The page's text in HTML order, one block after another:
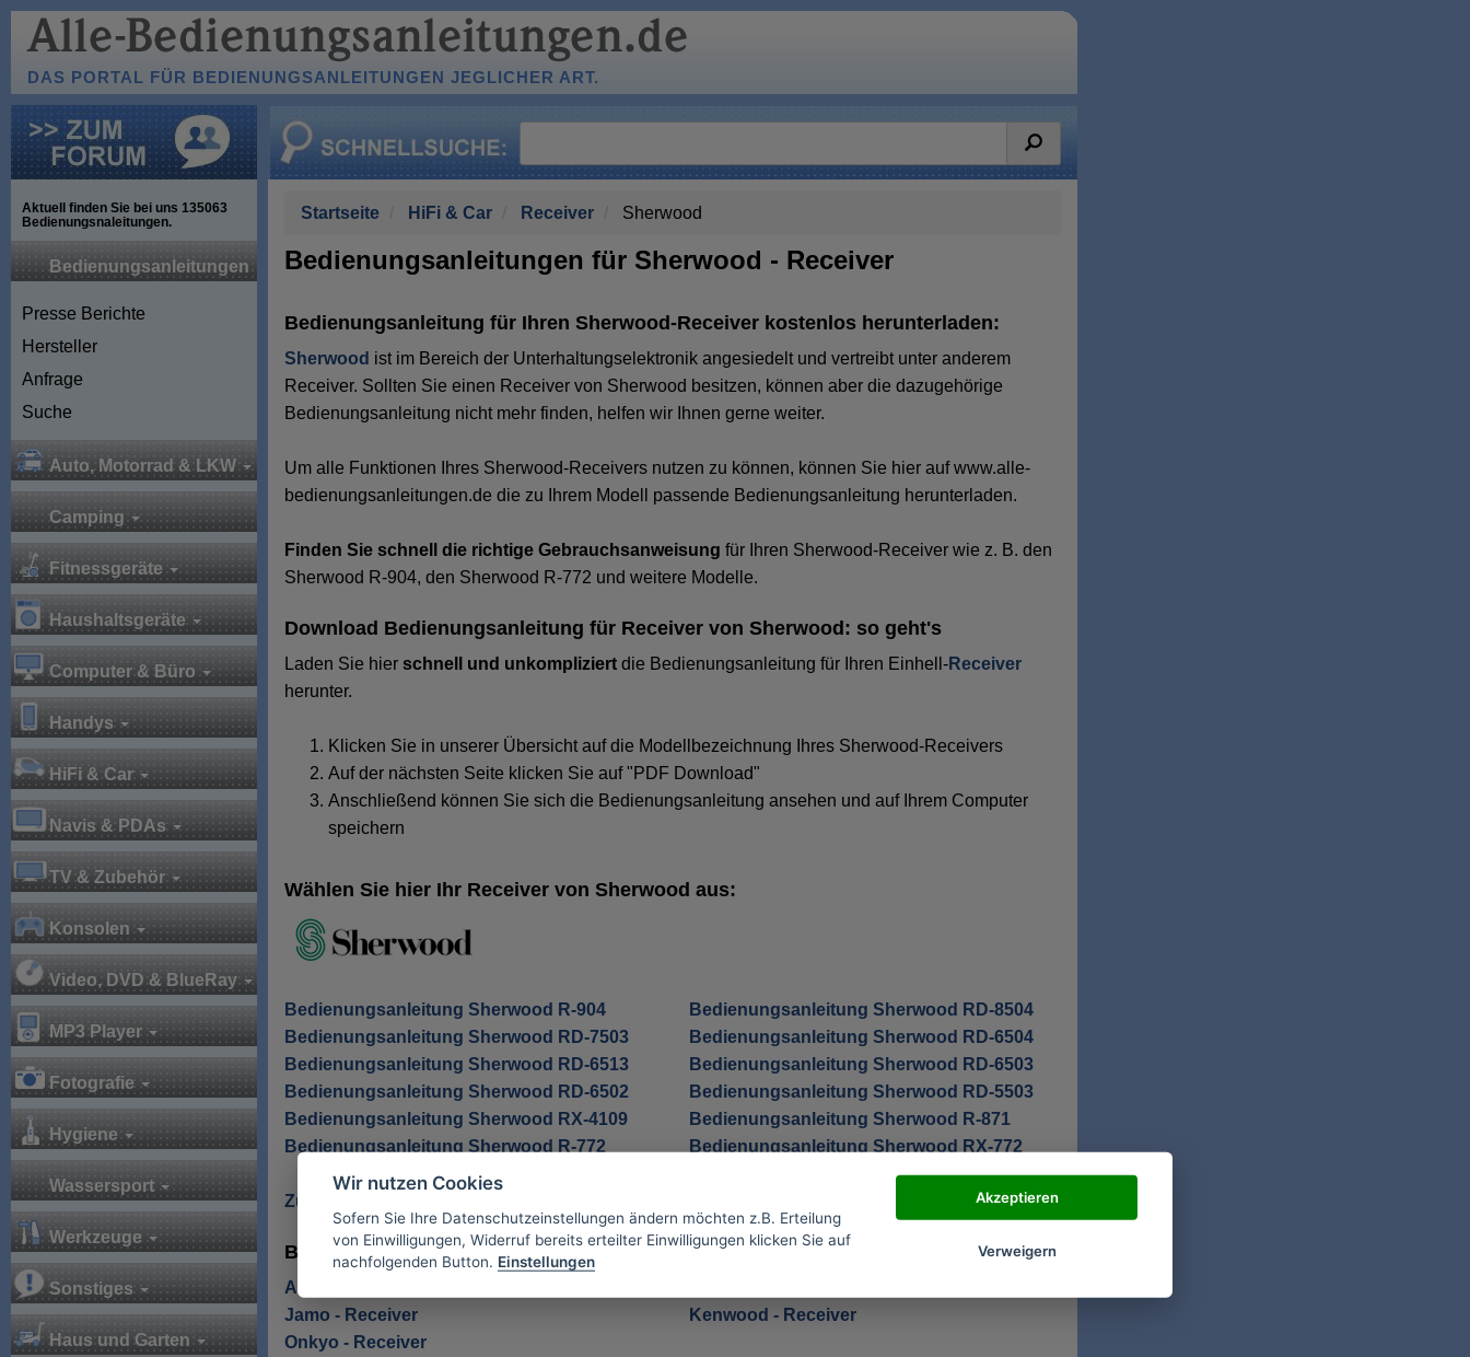
DAS PORTAL FÜR BEDIENUNGSANLEITUNGEN JEGLICHER ART.
Aktuell finden Sie bei uns 135063
Bedienungsnaleitungen.
Bedienungsanleitungen
Presse Berichte
Hersteller
Anfrage
Suche
Auto, Motorrad & LKW
Camping
Fitnessgeräte
Haushaltsgeräte
Computer & Büro
Handys
HiFi & Car
Navis & PDAs
TV & Zubehör
Konsolen
Video, DVD & BlueRay
MP3 Player
Fotografie
Hygiene
Wassersport
Werkzeuge
Sonstiges
Haus und Garten
Startseite HiFi & Car Receiver Sherwood
Bedienungsanleitungen für Sherwood - Receiver
Bedienungsanleitung für Ihren Sherwood-Receiver kostenlos herunterladen:
Sherwood ist im Bereich der Unterhaltungselektronik angesiedelt und vertreibt unter anderem
Receiver. Sollten Sie einen Receiver von Sherwood besitzen, können aber die dazugehörige
Bedienungsanleitung nicht mehr finden, helfen wir Ihnen gerne weiter.
Um alle Funktionen Ihres Sherwood-Receivers nutzen zu können, können Sie hier auf www.alle-
bedienungsanleitungen.de die zu Ihrem Modell passende Bedienungsanleitung herunterladen.
Finden Sie schnell die richtige Gebrauchsanweisung für Ihren Sherwood-Receiver wie z. B. den
Sherwood R-904, den Sherwood R-772 und weitere Modelle.
Download Bedienungsanleitung für Receiver von Sherwood: so geht's
Laden Sie hier schnell und unkompliziert die Bedienungsanleitung für Ihren Einhell-Receiver
herunter.
Klicken Sie in unserer Übersicht auf die Modellbezeichnung Ihres Sherwood-Receivers
Auf der nächsten Seite klicken Sie auf "PDF Download"
Anschließend können Sie sich die Bedienungsanleitung ansehen und auf Ihrem Computer
speichern
Wählen Sie hier Ihr Receiver von Sherwood aus:
Bedienungsanleitung Sherwood R-904
Bedienungsanleitung Sherwood RD-8504
Bedienungsanleitung Sherwood RD-7503
Bedienungsanleitung Sherwood RD-6504
Bedienungsanleitung Sherwood RD-6513
Bedienungsanleitung Sherwood RD-6503
Bedienungsanleitung Sherwood RD-6502
Bedienungsanleitung Sherwood RD-5503
Bedienungsanleitung Sherwood RX-4109
Bedienungsanleitung Sherwood R-871
Bedienungsanleitung Sherwood R-772
Bedienungsanleitung Sherwood RX-772
Zurück zu Receiver
Bedienungsanleitungen aus den Kategorien:
Arcam - Receiver
Jamo - Receiver
Kenwood - Receiver
Onkyo - Receiver
Wir nutzen Cookies
Sofern Sie Ihre Datenschutzeinstellungen ändern möchten z.B. Erteilung
von Einwilligungen, Widerruf bereits erteilter Einwilligungen klicken Sie auf
nachfolgenden Button. Einstellungen
Akzeptieren
Verweigern